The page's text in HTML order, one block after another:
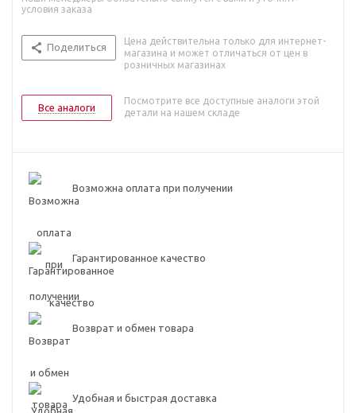
условия заказа
Поделиться
Цена действительна только для интернет-
магазина и может отличаться от цен в
розничных магазинах
Все аналоги
Посмотрите все доступные аналоги этой
детали на нашем складе
Возможна оплата при получении
Гарантированное качество
Возврат и обмен товара
Удобная и быстрая доставка